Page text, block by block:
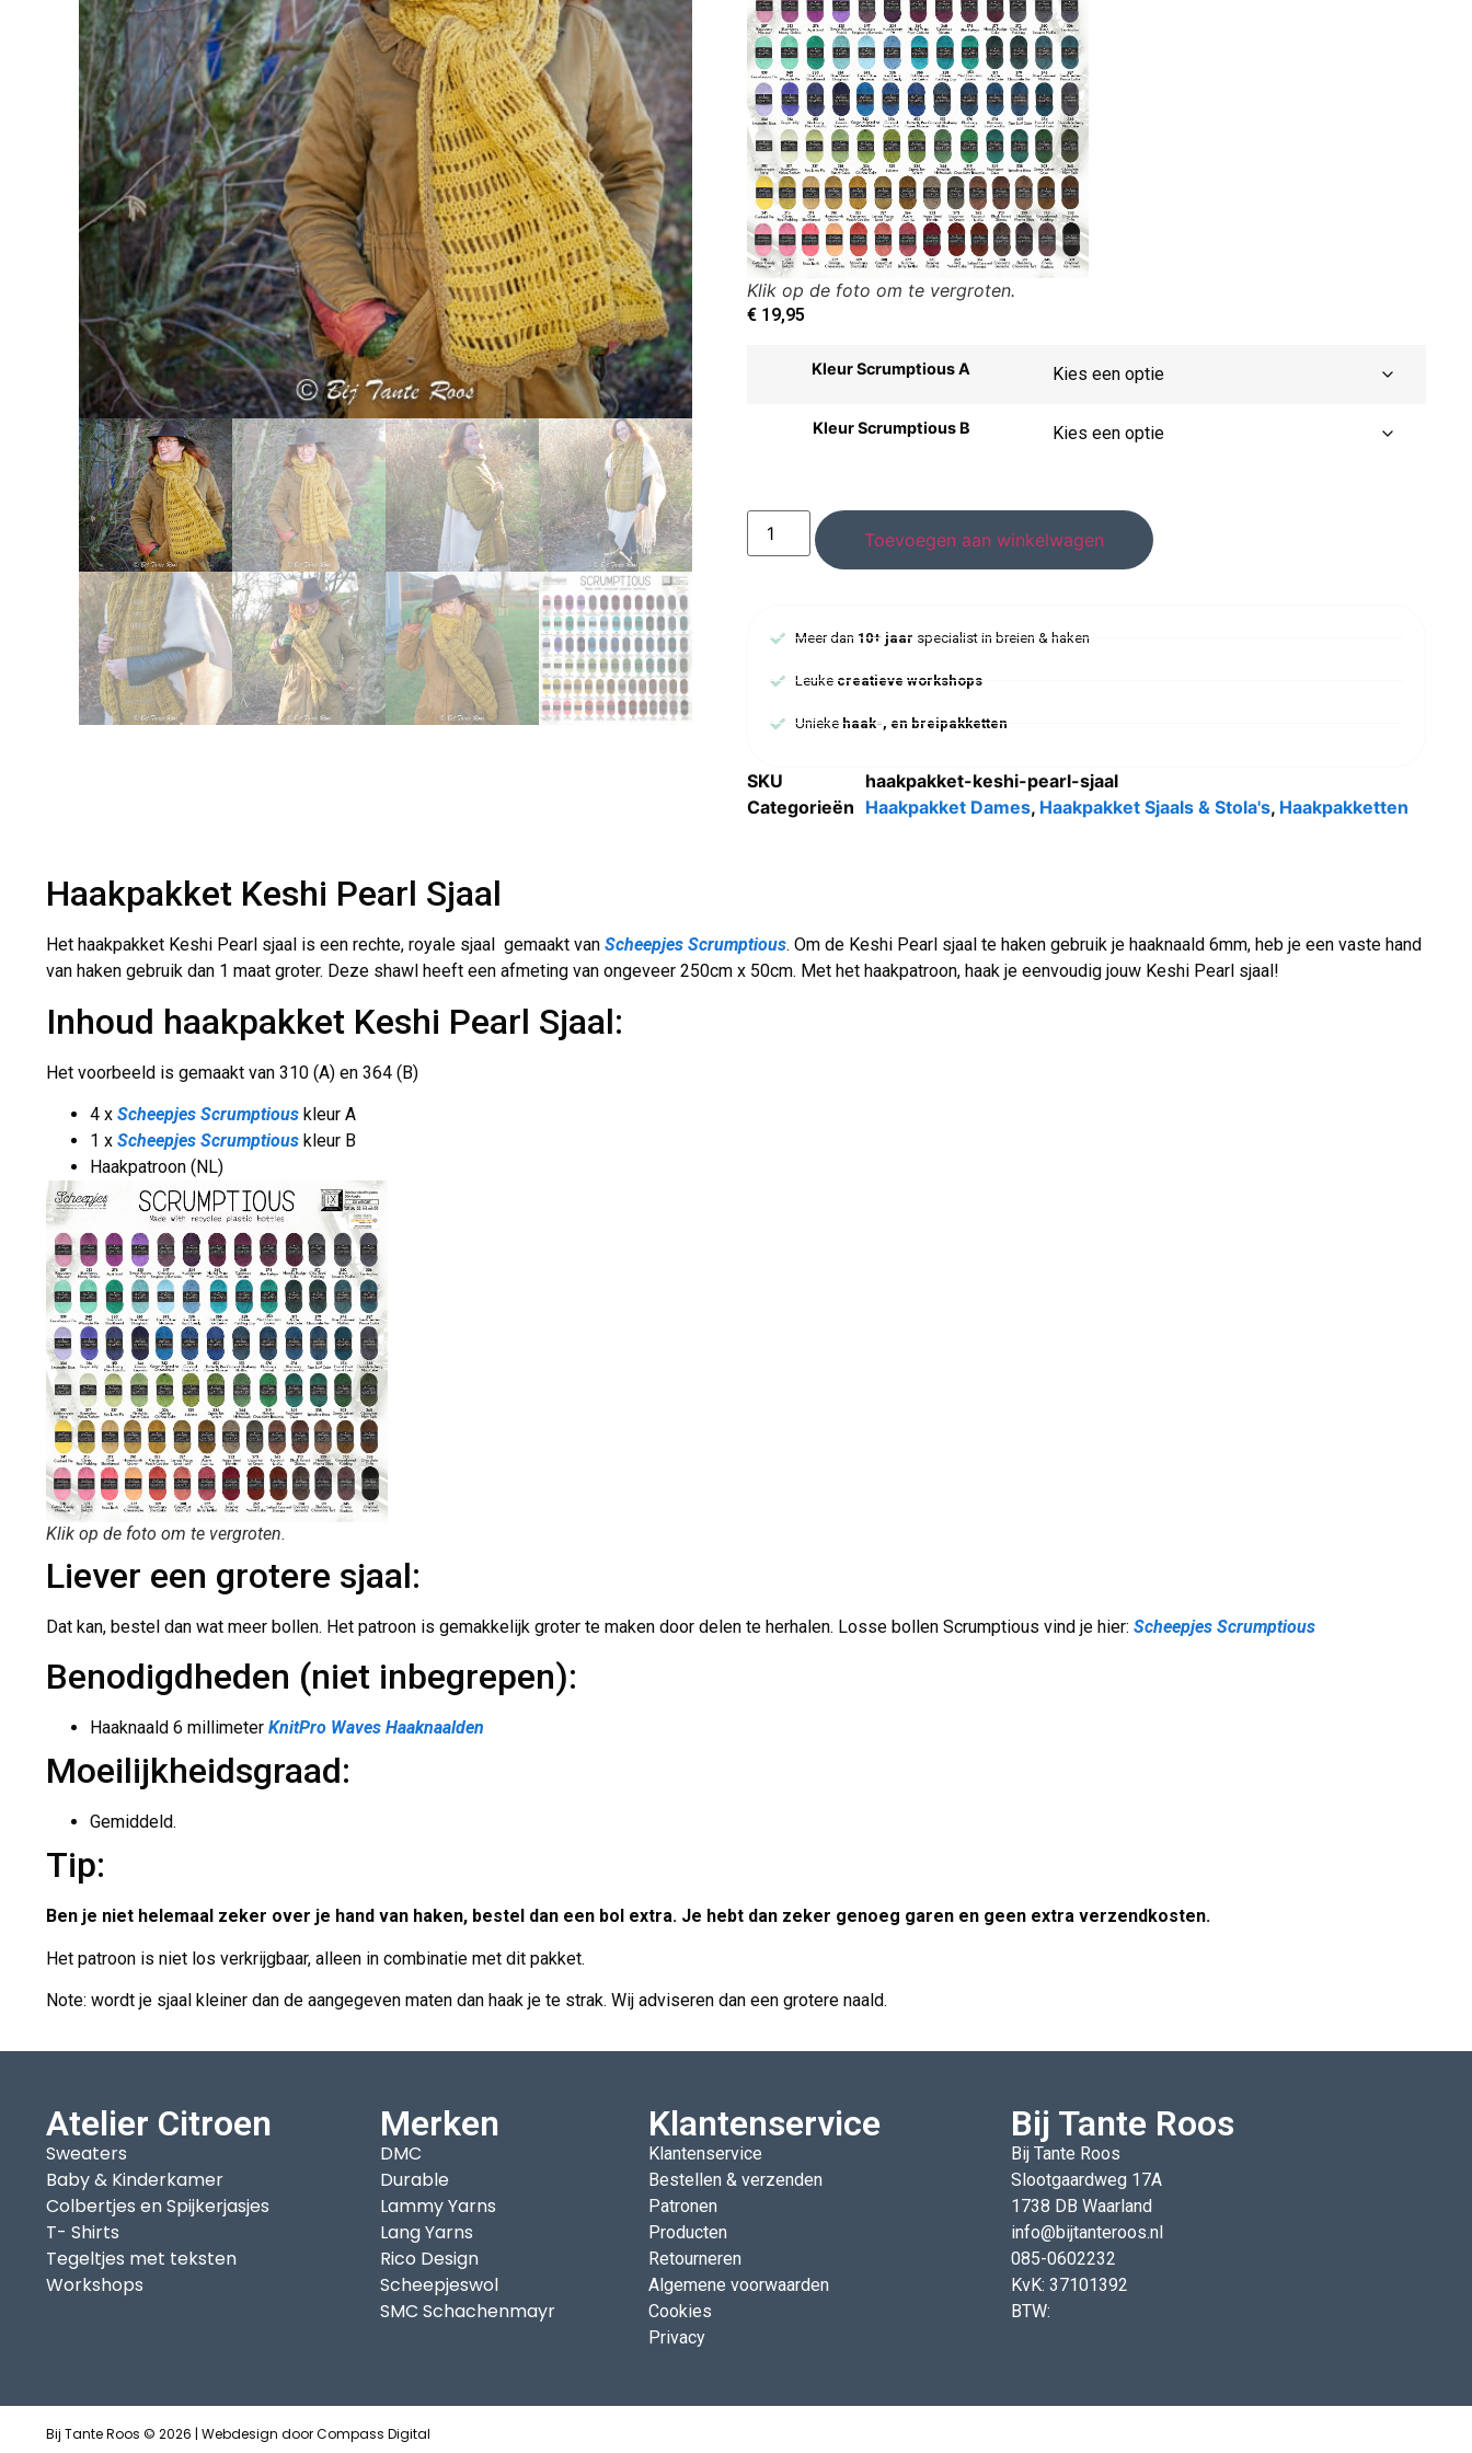
Klik op de foto om te vergroten.
€ 19,95
Kleur Scrumptious A
Kleur Scrumptious B
Toevoegen aan winkelwagen
Meer dan 10+ jaar specialist in breien & haken
Leuke creatieve workshops
Uniekehaak-, en breipakketten
SKU
haakpakket-keshi-pearl-sjaal
Categorieën Haakpakket Dames, Haakpakket Sjaals & Stola's, Haakpakketten
Haakpakket Keshi Pearl Sjaal
Het haakpakket Keshi Pearl sjaal is een rechte, royale sjaal gemaakt van Scheepjes Scrumptious. Om de Keshi Pearl sjaal te haken gebruik je haaknaald 6mm, heb je een vaste hand
van haken gebruik dan 1 maat groter. Deze shawl heeft een afmeting van ongeveer 250cm x 50cm. Met het haakpatroon, haak je eenvoudig jouw Keshi Pearl sjaal!
Inhoud haakpakket Keshi Pearl Sjaal:
Het voorbeeld is gemaakt van 310 (A) en 364 (B)
4 x Scheepjes Scrumptious kleur A
1 x Scheepjes Scrumptious kleur B
Haakpatroon (NL)
Klik op de foto om te vergroten.
Liever een grotere sjaal:
Dat kan, bestel dan wat meer bollen. Het patroon is gemakkelijk groter te maken door delen te herhalen. Losse bollen Scrumptious vind je hier: Scheepjes Scrumptious
Benodigdheden (niet inbegrepen):
Haaknaald 6 millimeter KnitPro Waves Haaknaalden
Moeilijkheidsgraad:
Gemiddeld.
Tip:
Ben je niet helemaal zeker over je hand van haken, bestel dan een bol extra. Je hebt dan zeker genoeg garen en geen extra verzendkosten.
Het patroon is niet los verkrijgbaar, alleen in combinatie met dit pakket.
Note: wordt je sjaal kleiner dan de aangegeven maten dan haak je te strak. Wij adviseren dan een grotere naald.
Atelier Citroen
Sweaters
Baby & Kinderkamer
Colbertjes en Spijkerjasjes
T- Shirts
Tegeltjes met teksten
Workshops
Merken
DMC
Durable
Lammy Yarns
Lang Yarns
Rico Design
Scheepjeswol
SMC Schachenmayr
Klantenservice
Klantenservice
Bestellen & verzenden
Patronen
Producten
Retourneren
Algemene voorwaarden
Cookies
Privacy
Bij Tante Roos
Bij Tante Roos
Slootgaardweg 17A
1738 DB Waarland
info@bijtanteroos.nl
085-0602232
KvK: 37101392
BTW:
Bij Tante Roos © 2026 | Webdesign doorCompass Digital